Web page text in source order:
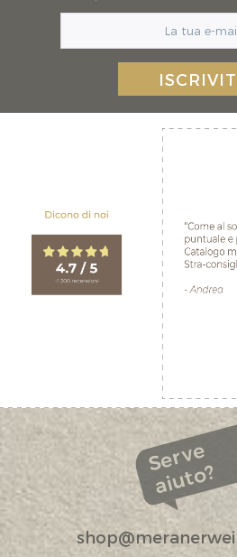
Serve
aiuto?